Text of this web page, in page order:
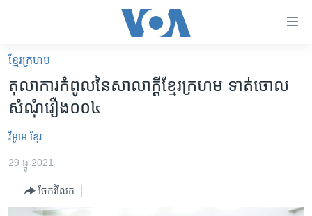
គេហទំព័រ​
ទាក់ទង
រំលង​
និង​
ចូល​
ទំព័រ​
អន្តរជាតិ
ហេឡូវីអូអេ
កម្ពុជាច្នៃប្រតិដ្ឋ
ខ្មែរ​ក្រហម
តុលាការ​កំពូល​នៃ​សាលាក្តី​ខ្មែរ​ក្រហម ទាត់​ចោល​
សំណុំ​រឿង​០០៤
វីអូអេ​​ ខ្មែរ​
29 ធ្នូ 2021
ចែករំលែក